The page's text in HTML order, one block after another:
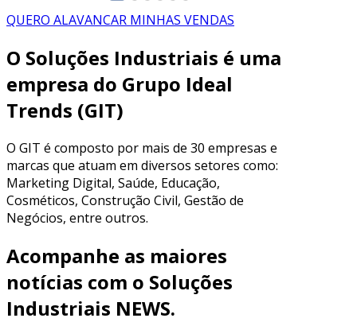
QUERO ALAVANCAR MINHAS VENDAS
O Soluções Industriais é uma
empresa do Grupo Ideal
Trends (GIT)
O GIT é composto por mais de 30 empresas e
marcas que atuam em diversos setores como:
Marketing Digital, Saúde, Educação,
Cosméticos, Construção Civil, Gestão de
Negócios, entre outros.
Acompanhe as maiores
notícias com o Soluções
Industriais NEWS.